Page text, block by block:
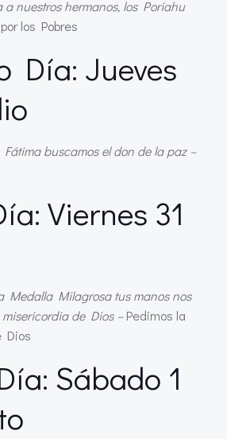
nuestros hermanos, los Poriahu
los Pobres
Día: Jueves
buscamos el don de la paz –
Viernes 31
Medalla Milagrosa tus manos nos
de Dios –Pedimos la
Dios
Sábado 1